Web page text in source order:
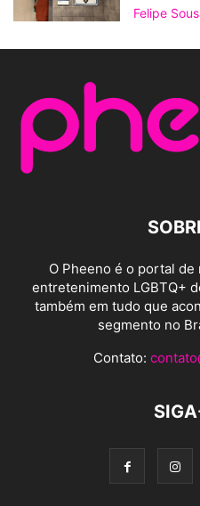
Felipe
O Pheeno é o portal
entretenimento LGBTQ+
também em tudo que
segmento no
Contato: